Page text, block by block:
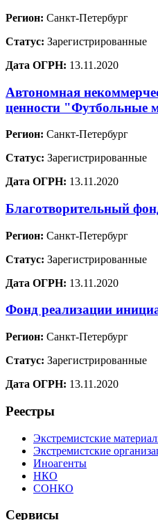
Регион: Санкт-Петербург
Статус: Зарегистрированные
Дата ОГРН: 13.11.2020
Автономная
ценности "Футбольные
Регион: Санкт-Петербург
Статус: Зарегистрированные
Дата ОГРН: 13.11.2020
Благотворительный
Регион: Санкт-Петербург
Статус: Зарегистрированные
Дата ОГРН: 13.11.2020
Фонд реализации
Регион: Санкт-Петербург
Статус: Зарегистрированные
Дата ОГРН: 13.11.2020
Реестры
Экстремистские
Экстремистские
Иноагенты
НКО
СОНКО
Сервисы